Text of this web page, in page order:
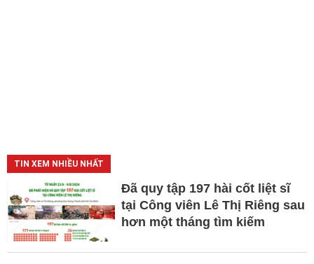
TIN XEM NHIỀU NHẤT
Đã quy tập 197 hài cốt liệt sĩ
tại Công viên Lê Thị Riêng sau
hơn một tháng tìm kiếm